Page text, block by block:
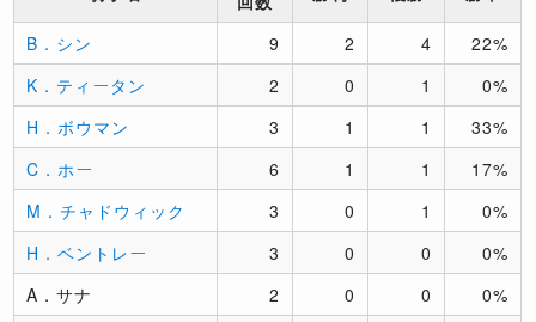
B．シン 9 2 4
22%
K．ティータン
2 0 1
0%
H．ボウマン
3 1 1
33%
C．ホー
6 1 1
17%
M．チャドウィック
3 0 1
0%
H．ベントレー
3 0 0
0%
A．サナ
2 0 0
0%